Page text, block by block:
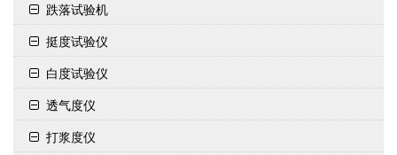
跌落试验机
挺度试验仪
白度试验仪
透气度仪
打浆度仪